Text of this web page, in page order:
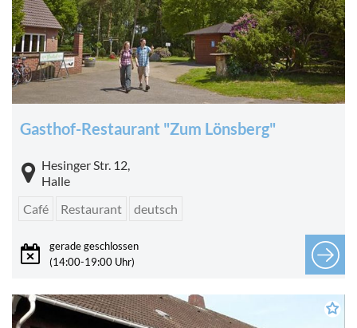
Gasthof-Restaurant "Zum Lönsberg"
Hesinger Str. 12,
Halle
Café
Restaurant deutsch
gerade geschlossen
(14:00-19:00 Uhr)